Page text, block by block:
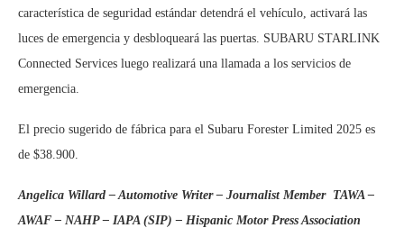
característica de seguridad estándar detendrá el vehículo, activará las
luces de emergencia y desbloqueará las puertas. SUBARU STARLINK
Connected Services luego realizará una llamada a los servicios de
emergencia.
El precio sugerido de fábrica para el Subaru Forester Limited 2025 es
de $38.900.
Angelica Willard – Automotive Writer – Journalist Member TAWA –
AWAF – NAHP – IAPA (SIP) – Hispanic Motor Press Association